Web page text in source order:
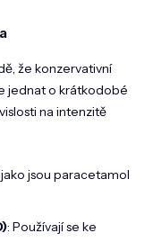
že konzervativní
jednat o krátkodobé
na intenzitě
jsou paracetamol
: Používají se ke